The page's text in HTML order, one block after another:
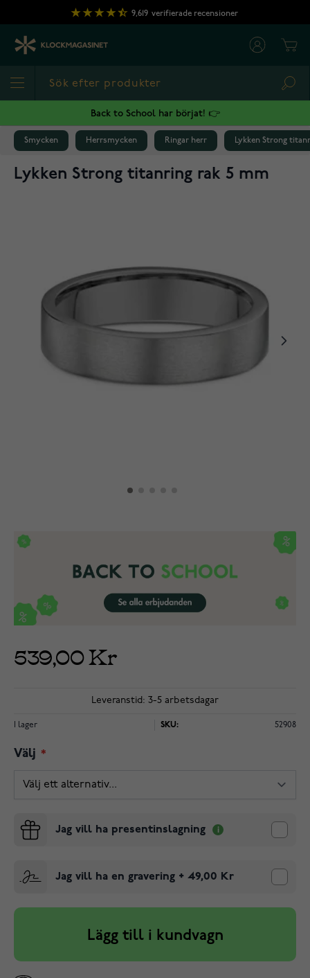
Hoppa till innehållet
9,619 verifierade recensioner
Back to School har börjat! 👉
Smycken Herrsmycken Ringar herr Lykken Strong
Lykken Strong titanring rak 5 mm
539,00 Kr
Leveranstid: 3-5 arbetsdagar
I lager SKU: 52908
Välj
Jag vill ha presentinslagning
Jag vill ha en gravering + 49,00 Kr
Lägg till i kundvagn